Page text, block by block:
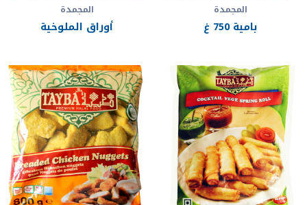
المجمدة
بامية 750 غ
المجمدة
أوراق الملوخية